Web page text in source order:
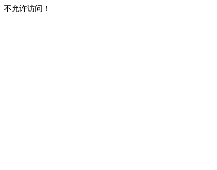
不允许访问！